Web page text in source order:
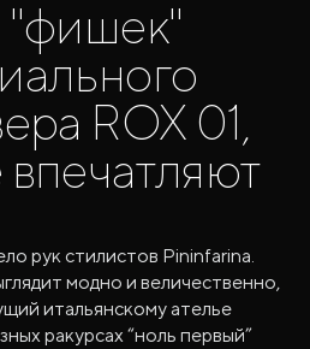
"фишек"
ROX 01,
рук стилистов Pininfarina.
модно и величественно,
итальянскому ателье
ракурсах “ноль первый”